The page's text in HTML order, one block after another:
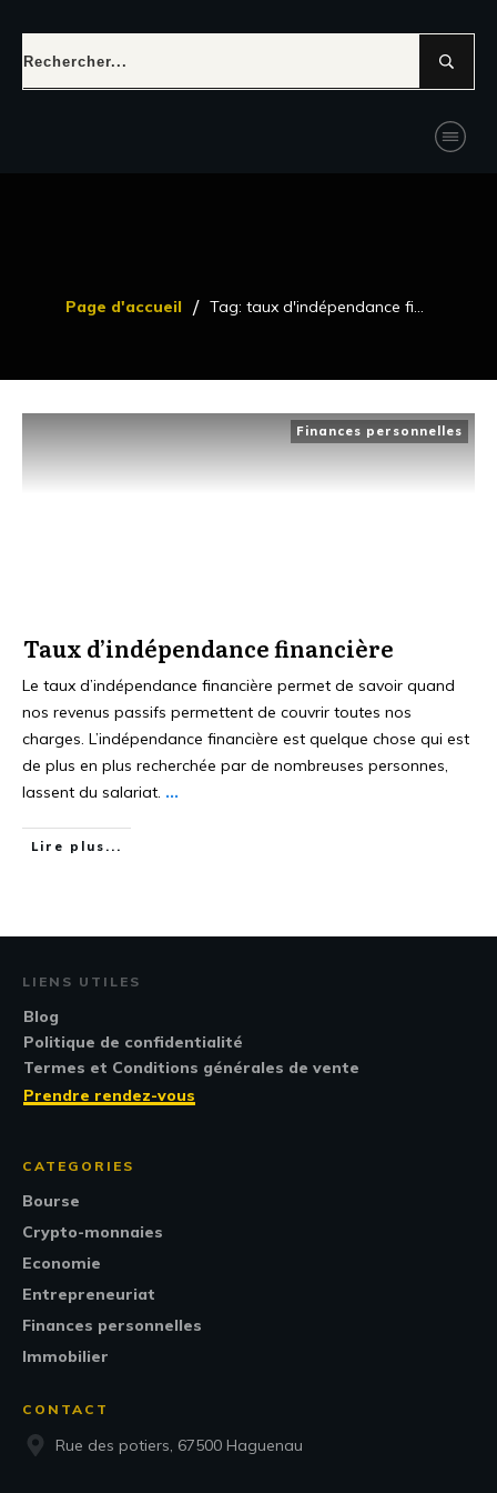
Page d'accueil / Tag: taux d'indépendance financière
Finances personnelles
Taux d’indépendance financière
Le taux d’indépendance financière permet de savoir quand
nos revenus passifs permettent de couvrir toutes nos
charges. L’indépendance financière est quelque chose qui est
de plus en plus recherchée par de nombreuses personnes,
lassent du salariat. ...
Lire plus...
LIENS UTILES
Blog
Politique de confidentialité
Termes et Conditions générales de vente
Prendre rendez-vous
CATEGORIES
Bourse
Crypto-monnaies
Economie
Entrepreneuriat
Finances personnelles
Immobilier
CONTACT
Rue des potiers, 67500 Haguenau